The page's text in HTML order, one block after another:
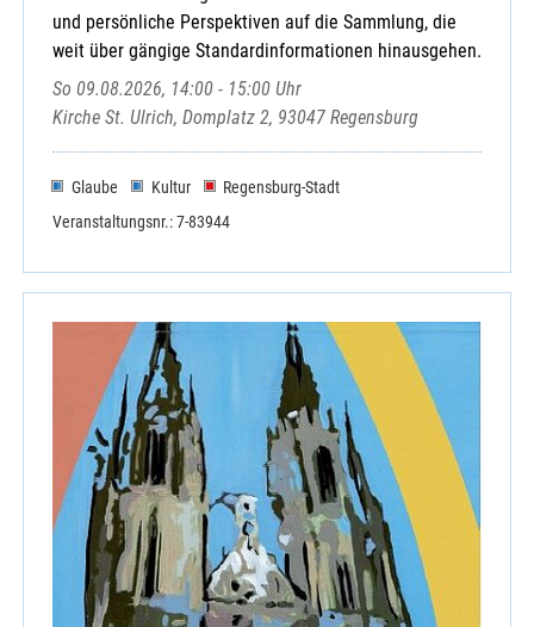
und persönliche Perspektiven auf die Sammlung, die
weit über gängige Standardinformationen hinausgehen.
So 09.08.2026, 14:00 - 15:00 Uhr
Kirche St. Ulrich, Domplatz 2, 93047 Regensburg
Glaube Kultur
Regensburg-Stadt
Veranstaltungsnr.: 7-83944